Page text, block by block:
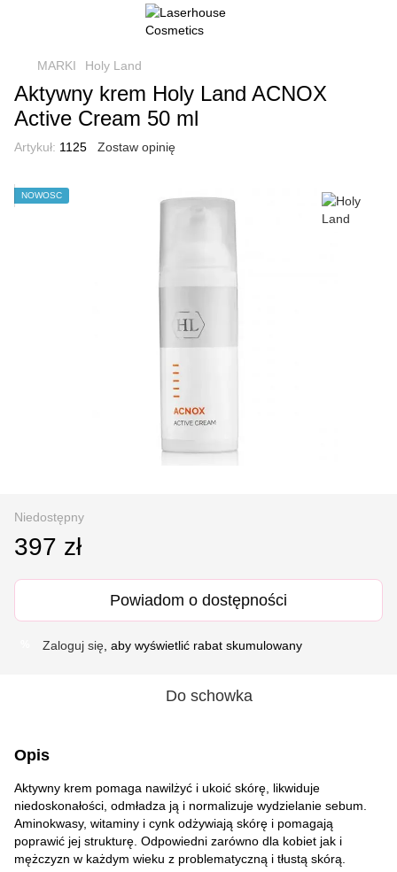
MARKI Holy Land
Aktywny krem Holy Land ACNOX
Active Cream 50 ml
Artykuł: 1125 Zostaw opinię
NOWOŚĆ
Niedostępny
397 zł
Powiadom o dostępności
Zaloguj się , aby wyświetlić rabat skumulowany
Do schowka
Opis
Aktywny krem pomaga nawilżyć i ukoić skórę, likwiduje
niedoskonałości, odmładza ją i normalizuje wydzielanie sebum.
Aminokwasy, witaminy i cynk odżywiają skórę i pomagają
poprawić jej strukturę. Odpowiedni zarówno dla kobiet jak i
mężczyzn w każdym wieku z problematyczną i tłustą skórą.